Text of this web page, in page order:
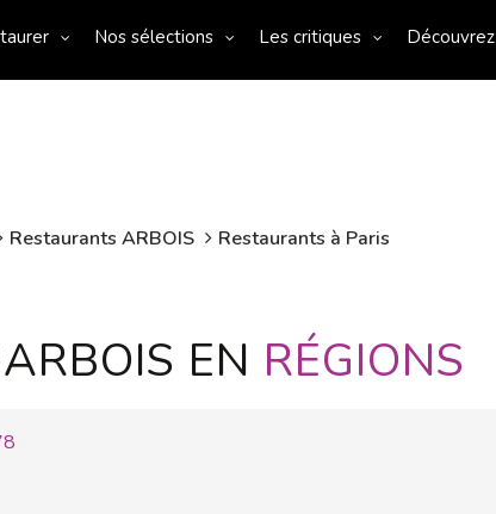
Nos sélections Les critiques Découvrez
Restaurants ARBOIS
Restaurants à Paris
EN RÉGIONS